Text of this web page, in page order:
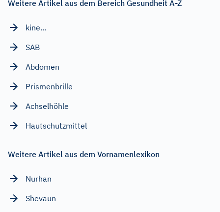
Weitere Artikel aus dem Bereich Gesundheit A-Z
kine...
SAB
Abdomen
Prismenbrille
Achselhöhle
Hautschutzmittel
Weitere Artikel aus dem Vornamenlexikon
Nurhan
Shevaun